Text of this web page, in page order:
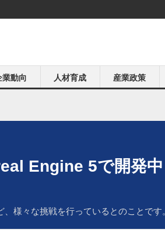
業動向 人材育成 産業政策
Engine 5で開発
様々な挑戦を行っているとのことです